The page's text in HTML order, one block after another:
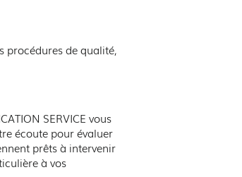
procédures de qualité,
SERVICE vous
écoute pour évaluer
prêts à intervenir
à vos